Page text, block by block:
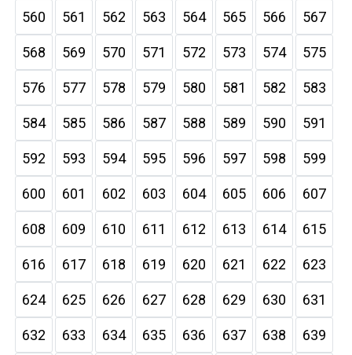
560 561 562 563 564 565 566 567
568 569 570 571 572 573 574 575
576 577 578 579 580 581 582 583
584 585 586 587 588 589 590 591
592 593 594 595 596 597 598 599
600 601 602 603 604 605 606 607
608 609 610 611 612 613 614 615
616 617 618 619 620 621 622 623
624 625 626 627 628 629 630 631
632 633 634 635 636 637 638 639